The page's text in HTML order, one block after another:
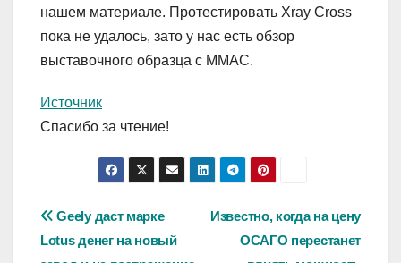
нашем материале. Протестировать Xray Cross
пока не удалось, зато у нас есть обзор
выставочного образца с ММАС.
Источник
Спасибо за чтение!
Навигация
Известно, когда на цену
ОСАГО перестанет
Geely даст марке
Lotus денег на новый